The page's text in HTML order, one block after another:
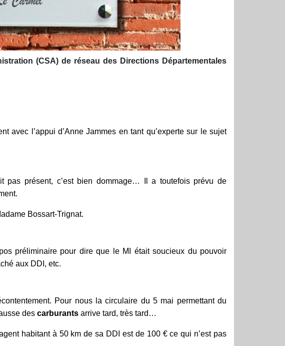
(CSA) de réseau des Directions Départementales
avec l’appui d’Anne Jammes en tant qu’experte sur le sujet
pas présent, c’est bien dommage… Il a toutefois prévu de
Bossart-Trignat.
préliminaire pour dire que le MI était soucieux du pouvoir
aux DDI, etc.
Pour nous la circulaire du 5 mai permettant du
des carburants arrive tard, très tard…
habitant à 50 km de sa DDI est de 100 € ce qui n’est pas